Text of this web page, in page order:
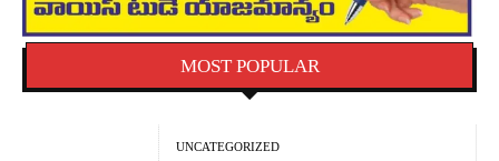
MOST POPULAR
UNCATEGORIZED